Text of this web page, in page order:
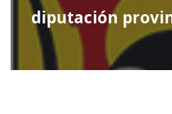
diputación